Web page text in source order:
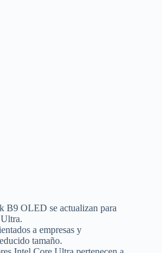
B9 OLED se actualizan para
a empresas y
tamaño.